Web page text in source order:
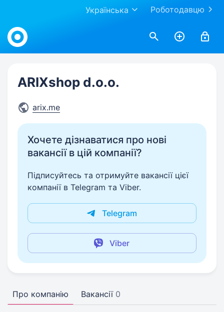
Роботодавцю
Українська
Work.ua
ARIXshop d.o.o.
arix.me
Хочете дізнаватися про нові
вакансії в цій компанії?
Підписуйтесь та отримуйте вакансії цієї
компанії в Telegram та Viber.
Telegram
Viber
Про компанію Вакансії 0